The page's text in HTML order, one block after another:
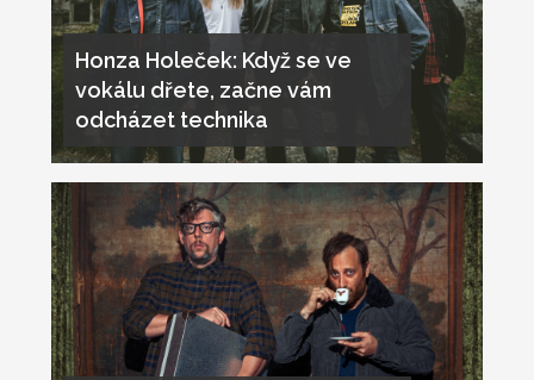
Honza Holeček: Když se ve
vokálu dřete, začne vám
odcházet technika